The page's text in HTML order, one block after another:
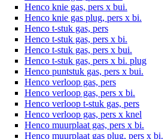
Henco knie gas, pers x bui.
Henco knie gas plug, pers x bi.
Henco t-stuk gas, pers
Henco t-stuk gas, pers x bi.
Henco t-stuk gas, pers x bui.
Henco t-stuk gas, pers x bi. plug
Henco puntstuk gas, pers x bui.
Henco verloop gas, pers
Henco verloop gas, pers x bi.
Henco verloop t-stuk gas, pers
Henco verloop gas, pers x knel
Henco muurplaat gas, pers x bi.
Henco muurplaat gas plug, pers x bi.